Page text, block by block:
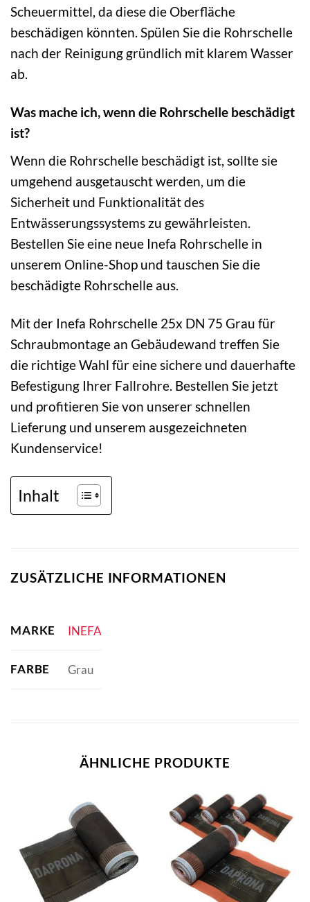
Scheuermittel, da diese die Oberfläche
beschädigen könnten. Spülen Sie die Rohrschelle
nach der Reinigung gründlich mit klarem Wasser
ab.
Was mache ich, wenn die Rohrschelle beschädigt
ist?
Wenn die Rohrschelle beschädigt ist, sollte sie
umgehend ausgetauscht werden, um die
Sicherheit und Funktionalität des
Entwässerungssystems zu gewährleisten.
Bestellen Sie eine neue Inefa Rohrschelle in
unserem Online-Shop und tauschen Sie die
beschädigte Rohrschelle aus.
Mit der Inefa Rohrschelle 25x DN 75 Grau für
Schraubmontage an Gebäudewand treffen Sie
die richtige Wahl für eine sichere und dauerhafte
Befestigung Ihrer Fallrohre. Bestellen Sie jetzt
und profitieren Sie von unserer schnellen
Lieferung und unserem ausgezeichneten
Kundenservice!
Inhalt
ZUSÄTZLICHE INFORMATIONEN
MARKE INEFA
FARBE Grau
ÄHNLICHE PRODUKTE